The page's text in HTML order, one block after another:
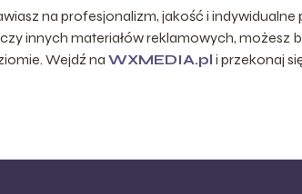
na profesjonalizm, jakość i
innych materiałów reklamowych, możesz
Wejdź na WXMEDIA.pl i przekonaj